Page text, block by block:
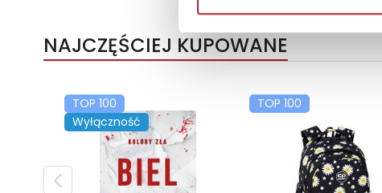
NAJCZĘŚCIEJ KUPOWANE
TOP 100
Wyłączność
TOP 100